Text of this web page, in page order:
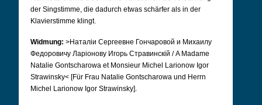
der Singstimme, die dadurch etwas schärfer als in der
Klavierstimme klingt.
Widmung: >Наталiи Сергеевне Гончаровой и Михаилу
Федоровичу Ларiонову Игорь Стравинскiй / A Madame
Natalie Gontscharowa et Monsieur Michel Larionow Igor
Strawinsky< [Für Frau Natalie Gontscharowa und Herrn
Michel Larionow Igor Strawinsky].